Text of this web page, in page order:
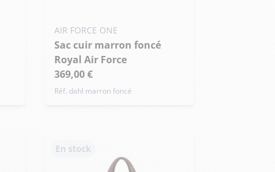
AIR FORCE ONE
Sac cuir marron foncé
Royal Air Force
369,00 €
Réf. dahl marron foncé
En stock